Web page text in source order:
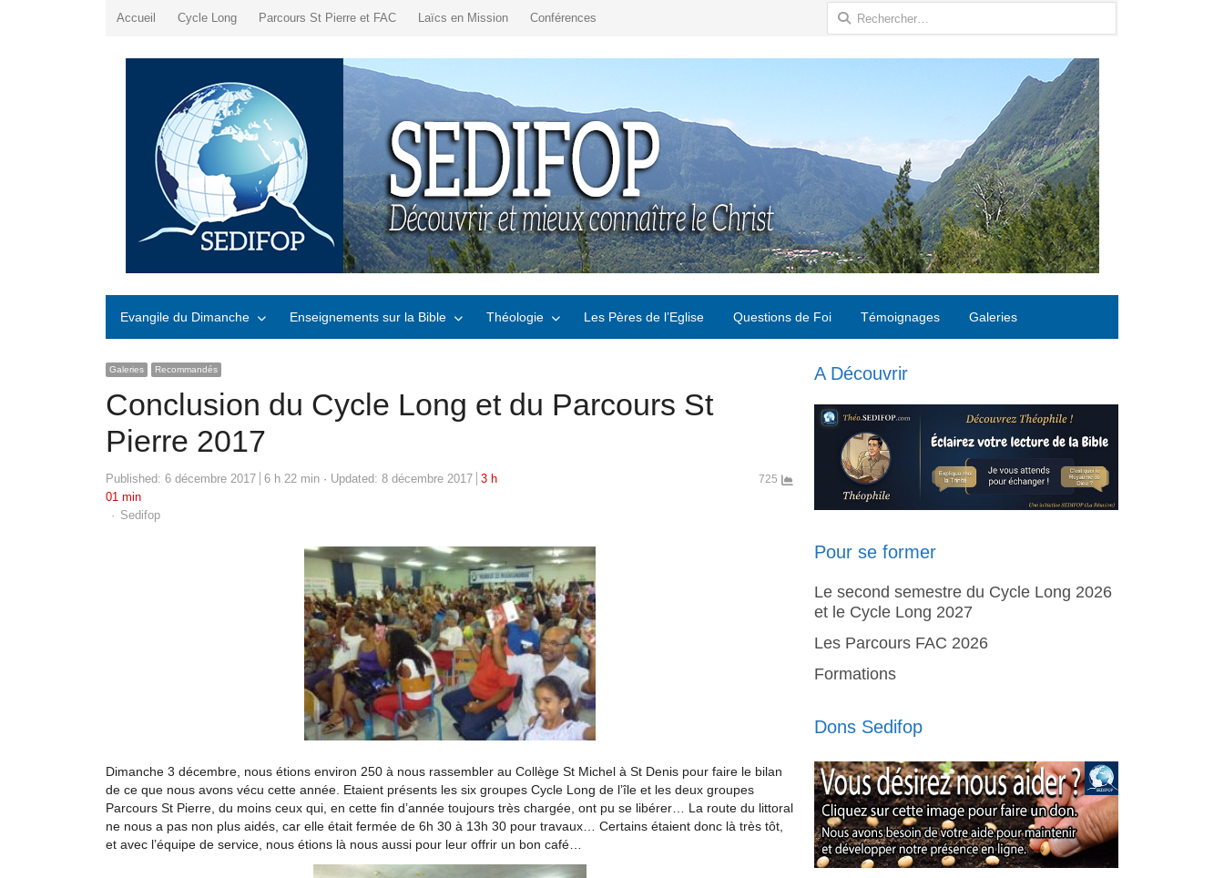
Accueil Cycle Long Parcours St Pierre et FAC Laïcs en Mission Conférences Rechercher :
Evangile du Dimanche Enseignements sur la Bible Théologie Les Pères de l’Eglise Questions de Foi Témoignages Galeries
Galeries Recommandés
Conclusion du Cycle Long et du Parcours St
Pierre 2017
Published: 6 décembre 2017 6 h 22 min Updated: 8 décembre 2017 3 h
01 min
Author
Sedifop
725
Dimanche 3 décembre, nous étions environ 250 à nous rassembler au Collège St Michel à St Denis pour faire le bilan
de ce que nous avons vécu cette année. Etaient présents les six groupes Cycle Long de l’île et les deux groupes
Parcours St Pierre, du moins ceux qui, en cette fin d’année toujours très chargée, ont pu se libérer… La route du littoral
ne nous a pas non plus aidés, car elle était fermée de 6h 30 à 13h 30 pour travaux… Certains étaient donc là très tôt,
et avec l’équipe de service, nous étions là nous aussi pour leur offrir un bon café…
A Découvrir
Pour se former
Le second semestre du Cycle Long 2026
et le Cycle Long 2027
Les Parcours FAC 2026
Formations
Dons Sedifop